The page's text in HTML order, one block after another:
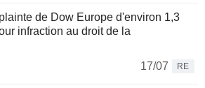
de Dow Europe d'environ 1,3
infraction au droit de la
17/07
RE